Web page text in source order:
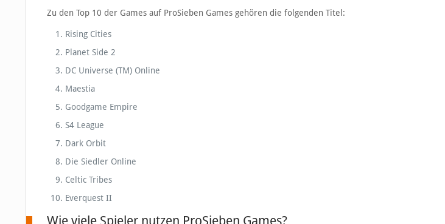
Zu den Top 10 der Games auf ProSieben Games gehören die folgenden Titel:
Rising Cities
Planet Side 2
DC Universe (TM) Online
Maestia
Goodgame Empire
S4 League
Dark Orbit
Die Siedler Online
Celtic Tribes
Everquest II
Wie viele Spieler nutzen ProSieben Games?